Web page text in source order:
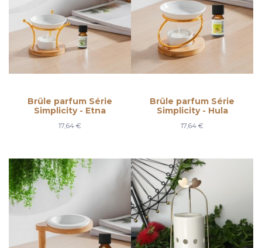
Brûle parfum Série
Simplicity - Etna
17,64 €
Brûle parfum Série
Simplicity - Hula
17,64 €